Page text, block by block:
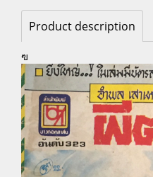
Product description
ฃ